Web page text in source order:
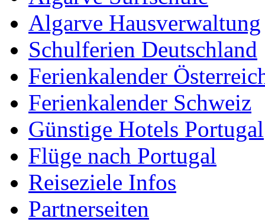
Algarve Hausverwaltung
Schulferien Deutschland
Ferienkalender
Ferienkalender Schweiz
Günstige Hotels Portugal
Flüge nach Portugal
Reiseziele Infos
Partnerseiten